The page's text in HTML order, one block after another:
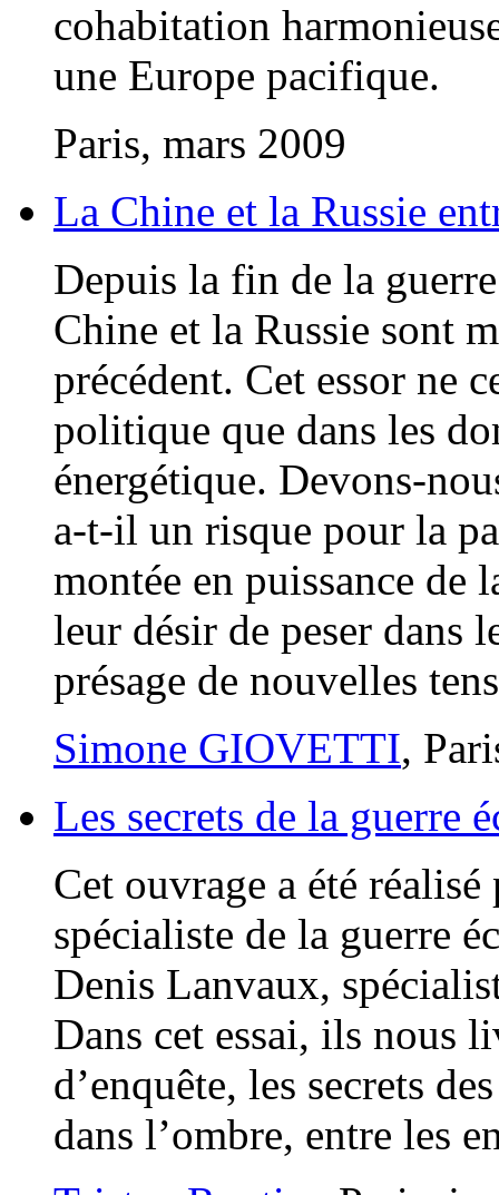
cohabitation
une Europe pacifique.
Paris, mars 2009
La Chine et la Russie
Depuis la fin de la
Chine et la Russie sont
précédent. Cet essor ne
politique que dans les
énergétique. Devons-
a-t-il un risque pour la
montée en puissance de
leur désir de peser dans
présage de nouvelles
Simone GIOVETTI,
Les secrets de la guerre
Cet ouvrage a été
spécialiste de la guerre
Denis Lanvaux,
Dans cet essai, ils nous
d’enquête, les secrets
dans l’ombre, entre les